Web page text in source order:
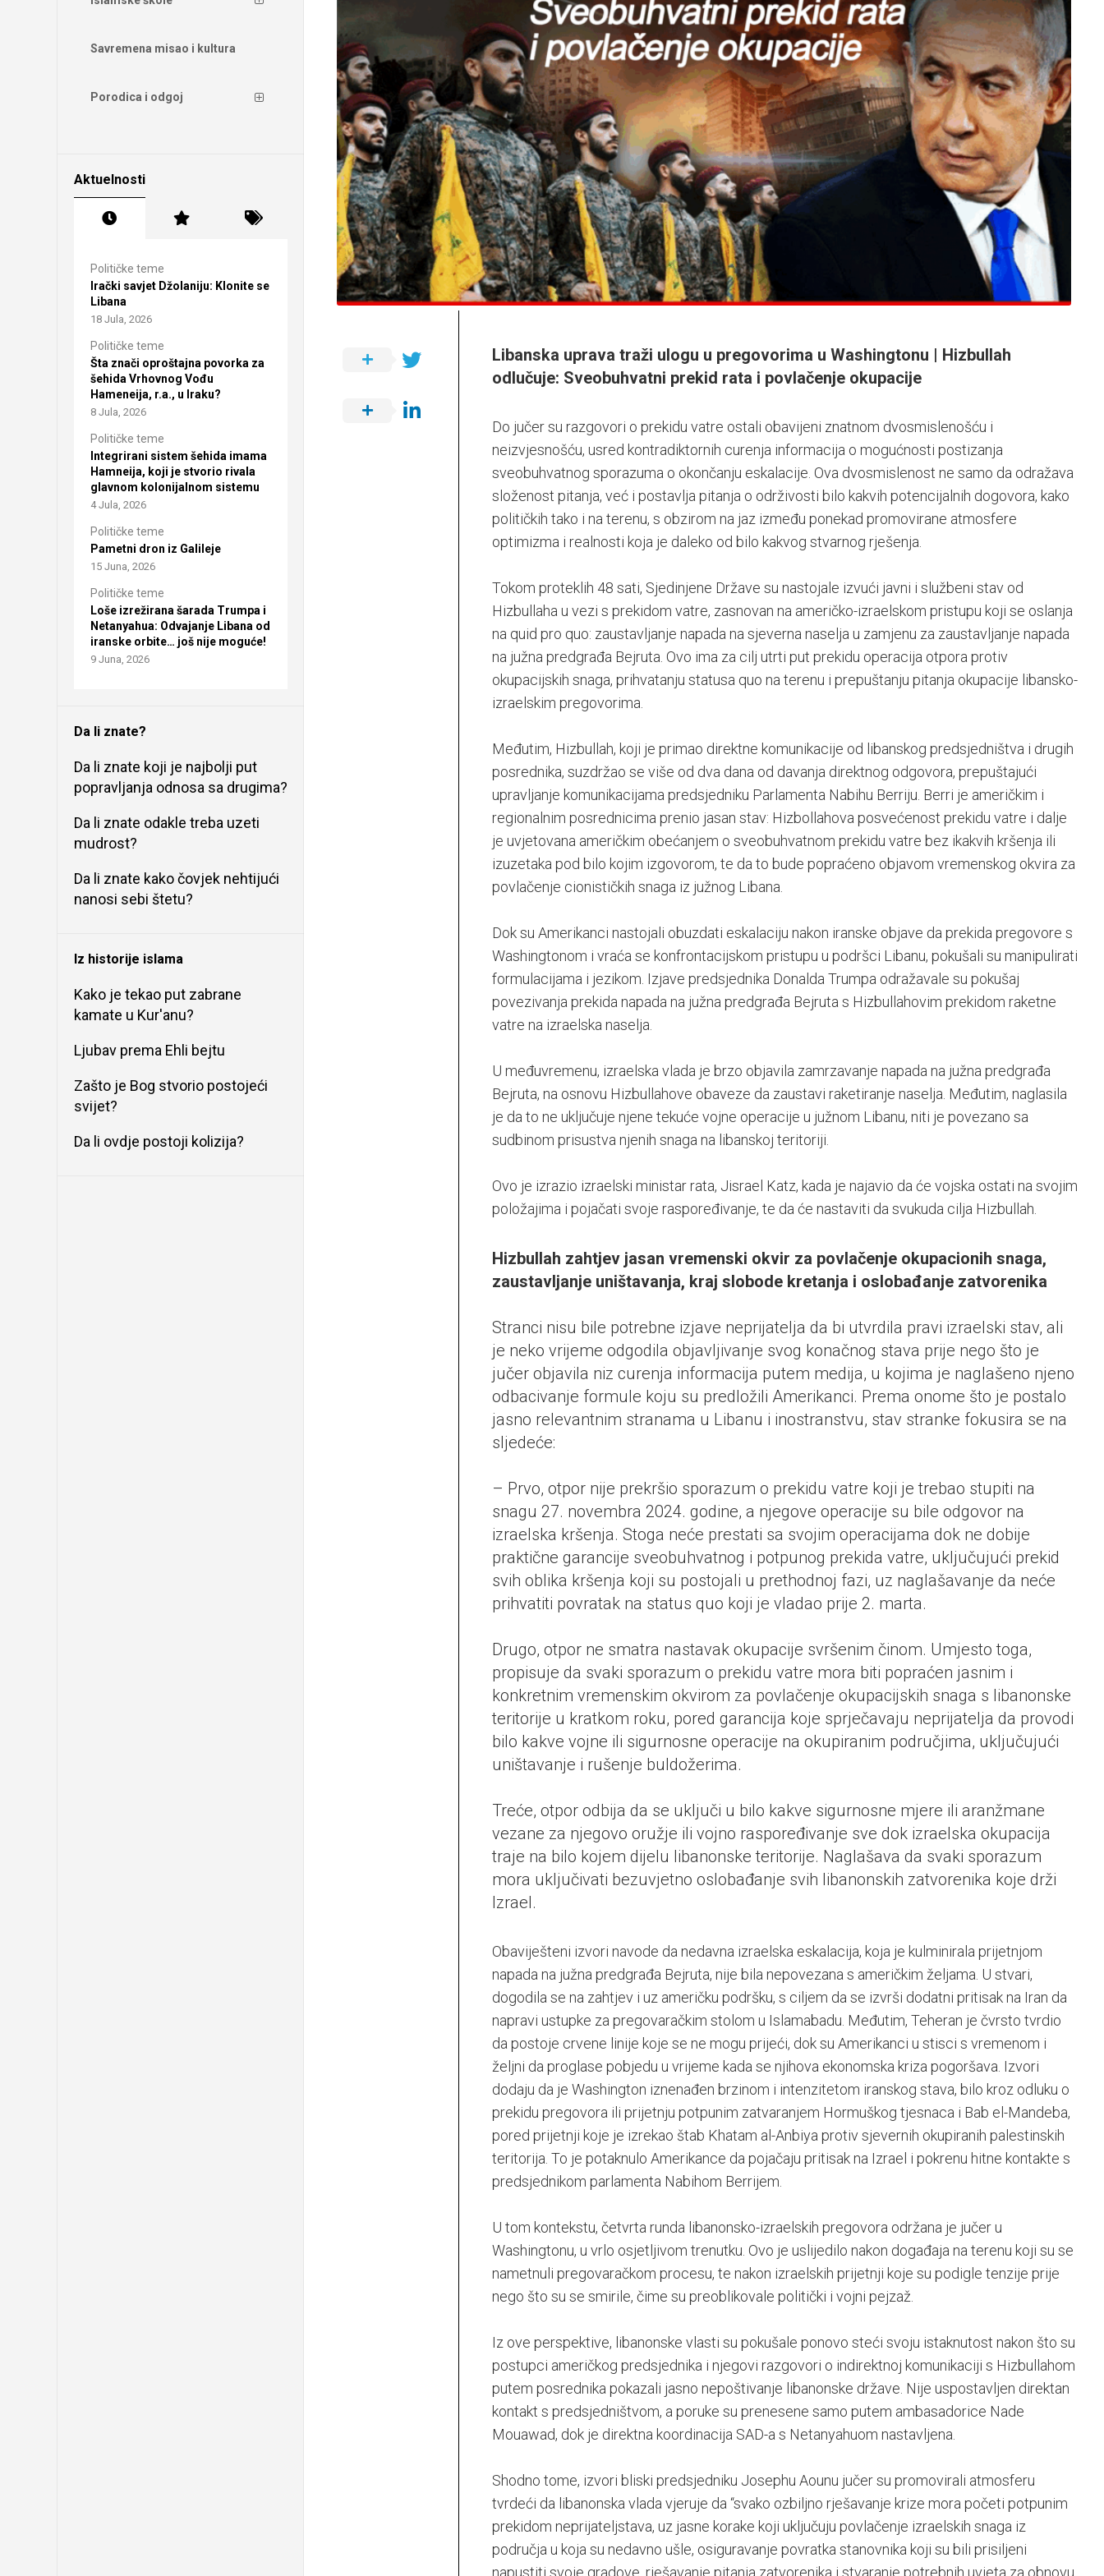
važna
ibadetska
djela
Libanska uprava traži ulogu u pregovorima u Washingtonu | Hizbullah
odlučuje: Sveobuhvatni prekid rata i povlačenje okupacije
Do jučer su razgovori o prekidu vatre ostali obavijeni znatnom dvosmislenošću i
neizvjesnošću, usred kontradiktornih curenja informacija o mogućnosti postizanja
sveobuhvatnog sporazuma o okončanju eskalacije. Ova dvosmislenost ne samo da odražava
složenost pitanja, već i postavlja pitanja o održivosti bilo kakvih potencijalnih dogovora, kako
političkih tako i na terenu, s obzirom na jaz između ponekad promovirane atmosfere
optimizma i realnosti koja je daleko od bilo kakvog stvarnog rješenja.
Tokom proteklih 48 sati, Sjedinjene Države su nastojale izvući javni i službeni stav od
Hizbullaha u vezi s prekidom vatre, zasnovan na američko-izraelskom pristupu koji se oslanja
na quid pro quo: zaustavljanje napada na sjeverna naselja u zamjenu za zaustavljanje napada
na južna predgrađa Bejruta. Ovo ima za cilj utrti put prekidu operacija otpora protiv
okupacijskih snaga, prihvatanju statusa quo na terenu i prepuštanju pitanja okupacije libansko-
izraelskim pregovorima.
Međutim, Hizbullah, koji je primao direktne komunikacije od libanskog predsjedništva i drugih
posrednika, suzdržao se više od dva dana od davanja direktnog odgovora, prepuštajući
upravljanje komunikacijama predsjedniku Parlamenta Nabihu Berriju. Berri je američkim i
regionalnim posrednicima prenio jasan stav: Hizbollahova posvećenost prekidu vatre i dalje
je uvjetovana američkim obećanjem o sveobuhvatnom prekidu vatre bez ikakvih kršenja ili
izuzetaka pod bilo kojim izgovorom, te da to bude popraćeno objavom vremenskog okvira za
povlačenje cionističkih snaga iz južnog Libana.
Dok su Amerikanci nastojali obuzdati eskalaciju nakon iranske objave da prekida pregovore s
Washingtonom i vraća se konfrontacijskom pristupu u podršci Libanu, pokušali su manipulirati
formulacijama i jezikom. Izjave predsjednika Donalda Trumpa odražavale su pokušaj
povezivanja prekida napada na južna predgrađa Bejruta s Hizbullahovim prekidom raketne
vatre na izraelska naselja.
U međuvremenu, izraelska vlada je brzo objavila zamrzavanje napada na južna predgrađa
Bejruta, na osnovu Hizbullahove obaveze da zaustavi raketiranje naselja. Međutim, naglasila
je da to ne uključuje njene tekuće vojne operacije u južnom Libanu, niti je povezano sa
sudbinom prisustva njenih snaga na libanskoj teritoriji.
Ovo je izrazio izraelski ministar rata, Jisrael Katz, kada je najavio da će vojska ostati na svojim
položajima i pojačati svoje raspoređivanje, te da će nastaviti da svukuda cilja Hizbullah.
Hizbullah zahtjev jasan vremenski okvir za povlačenje okupacionih snaga,
zaustavljanje uništavanja, kraj slobode kretanja i oslobađanje zatvorenika
Stranci nisu bile potrebne izjave neprijatelja da bi utvrdila pravi izraelski stav, ali
je neko vrijeme odgodila objavljivanje svog konačnog stava prije nego što je
jučer objavila niz curenja informacija putem medija, u kojima je naglašeno njeno
odbacivanje formule koju su predložili Amerikanci. Prema onome što je postalo
jasno relevantnim stranama u Libanu i inostranstvu, stav stranke fokusira se na
sljedeće:
– Prvo, otpor nije prekršio sporazum o prekidu vatre koji je trebao stupiti na
snagu 27. novembra 2024. godine, a njegove operacije su bile odgovor na
izraelska kršenja. Stoga neće prestati sa svojim operacijama dok ne dobije
praktične garancije sveobuhvatnog i potpunog prekida vatre, uključujući prekid
svih oblika kršenja koji su postojali u prethodnoj fazi, uz naglašavanje da neće
prihvatiti povratak na status quo koji je vladao prije 2. marta.
Drugo, otpor ne smatra nastavak okupacije svršenim činom. Umjesto toga,
propisuje da svaki sporazum o prekidu vatre mora biti popraćen jasnim i
konkretnim vremenskim okvirom za povlačenje okupacijskih snaga s libanonske
teritorije u kratkom roku, pored garancija koje sprječavaju neprijatelja da provodi
bilo kakve vojne ili sigurnosne operacije na okupiranim područjima, uključujući
uništavanje i rušenje buldožerima.
Treće, otpor odbija da se uključi u bilo kakve sigurnosne mjere ili aranžmane
vezane za njegovo oružje ili vojno raspoređivanje sve dok izraelska okupacija
traje na bilo kojem dijelu libanonske teritorije. Naglašava da svaki sporazum
mora uključivati ​​bezuvjetno oslobađanje svih libanonskih zatvorenika koje drži
Izrael.
Obaviješteni izvori navode da nedavna izraelska eskalacija, koja je kulminirala prijetnjom
napada na južna predgrađa Bejruta, nije bila nepovezana s američkim željama. U stvari,
dogodila se na zahtjev i uz američku podršku, s ciljem da se izvrši dodatni pritisak na Iran da
napravi ustupke za pregovaračkim stolom u Islamabadu. Međutim, Teheran je čvrsto tvrdio
da postoje crvene linije koje se ne mogu prijeći, dok su Amerikanci u stisci s vremenom i
željni da proglase pobjedu u vrijeme kada se njihova ekonomska kriza pogoršava. Izvori
dodaju da je Washington iznenađen brzinom i intenzitetom iranskog stava, bilo kroz odluku o
prekidu pregovora ili prijetnju potpunim zatvaranjem Hormuškog tjesnaca i Bab el-Mandeba,
pored prijetnji koje je izrekao štab Khatam al-Anbiya protiv sjevernih okupiranih palestinskih
teritorija. To je potaknulo Amerikance da pojačaju pritisak na Izrael i pokrenu hitne kontakte s
predsjednikom parlamenta Nabihom Berrijem.
U tom kontekstu, četvrta runda libanonsko-izraelskih pregovora održana je jučer u
Washingtonu, u vrlo osjetljivom trenutku. Ovo je uslijedilo nakon događaja na terenu koji su se
nametnuli pregovaračkom procesu, te nakon izraelskih prijetnji koje su podigle tenzije prije
nego što su se smirile, čime su preoblikovale politički i vojni pejzaž.
Iz ove perspektive, libanonske vlasti su pokušale ponovo steći svoju istaknutost nakon što su
postupci američkog predsjednika i njegovi razgovori o indirektnoj komunikaciji s Hizbullahom
putem posrednika pokazali jasno nepoštivanje libanonske države. Nije uspostavljen direktan
kontakt s predsjedništvom, a poruke su prenesene samo putem ambasadorice Nade
Mouawad, dok je direktna koordinacija SAD-a s Netanyahuom nastavljena.
Shodno tome, izvori bliski predsjedniku Josephu Aounu jučer su promovirali atmosferu
tvrdeći da libanonska vlada vjeruje da “svako ozbiljno rješavanje krize mora početi potpunim
prekidom neprijateljstava, uz jasne korake koji uključuju povlačenje izraelskih snaga iz
područja u koja su nedavno ušle, osiguravanje povratka stanovnika koji su bili prisiljeni
napustiti svoje gradove, rješavanje pitanja zatvorenika i stvaranje potrebnih uvjeta za obnovu
Savremena misao i kultura
Porodica i odgoj
Aktuelnosti
Političke teme
Irački savjet Džolaniju: Klonite se
Libana
18 Jula, 2026
Političke teme
Šta znači oproštajna povorka za
šehida Vrhovnog Vođu
Hameneija, r.a., u Iraku?
8 Jula, 2026
Političke teme
Integrirani sistem šehida imama
Hamneija, koji je stvorio rivala
glavnom kolonijalnom sistemu
4 Jula, 2026
Političke teme
Pametni dron iz Galileje
15 Juna, 2026
Političke teme
Loše izrežirana šarada Trumpa i
Netanyahua: Odvajanje Libana od
iranske orbite… još nije moguće!
9 Juna, 2026
Da li znate?
Da li znate koji je najbolji put
popravljanja odnosa sa drugima?
Da li znate odakle treba uzeti
mudrost?
Da li znate kako čovjek nehtijući
nanosi sebi štetu?
Iz historije islama
Kako je tekao put zabrane
kamate u Kur'anu?
Ljubav prema Ehli bejtu
Zašto je Bog stvorio postojeći
svijet?
Da li ovdje postoji kolizija?